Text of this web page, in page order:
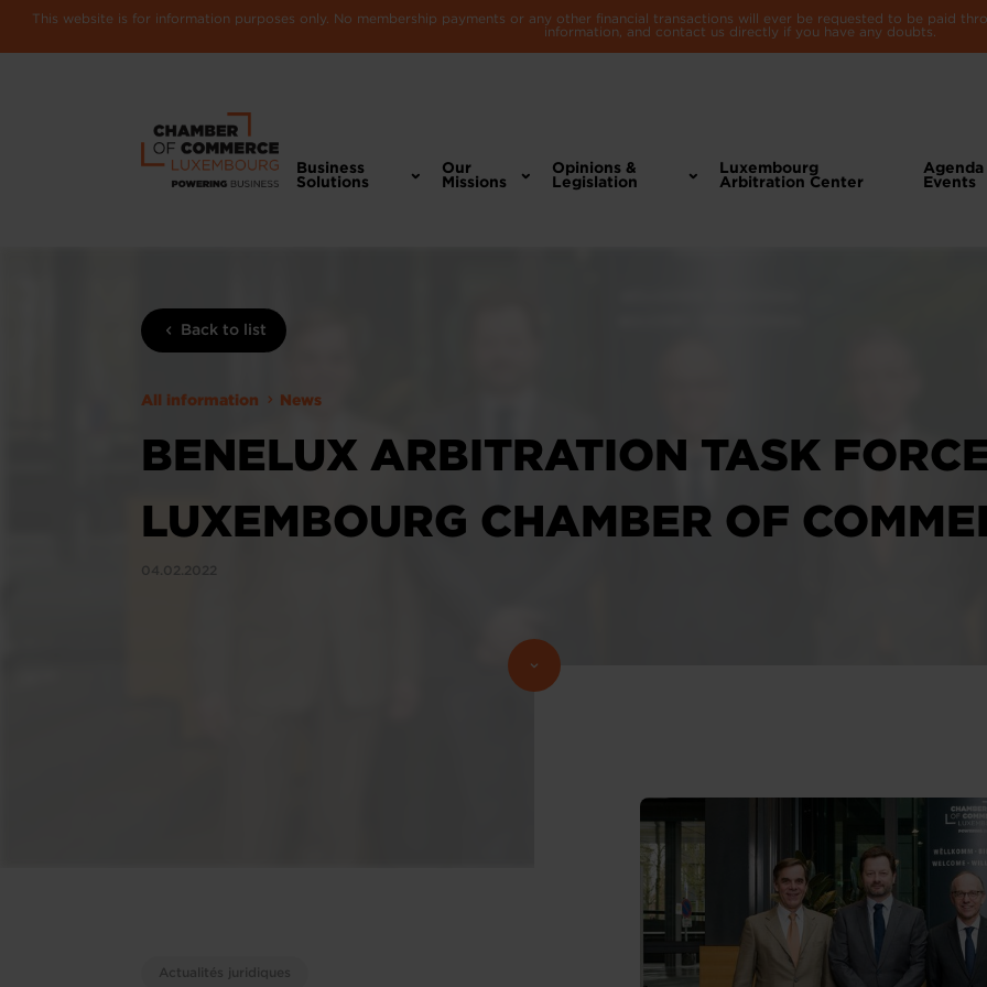
This website is for information purposes only. No membership payments or any other financial transactions will ever be requested to be paid
information, and contact us directly if you have any doubts.
Business
Solutions
Our
Missions
Opinions &
Legislation
Luxembourg
Arbitration Center
Events
Back to list
All information News
BENELUX ARBITRATION TASK
LUXEMBOURG CHAMBER OF
04.02.2022
Actualités juridiques